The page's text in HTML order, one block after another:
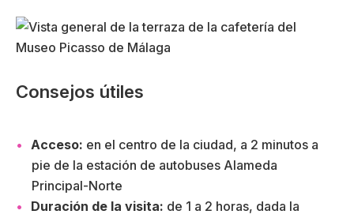
Consejos útiles
Acceso: en el centro de la ciudad, a 2 minutos a
pie de la estación de autobuses Alameda
Principal-Norte
Duración de la visita: de 1 a 2 horas, dada la